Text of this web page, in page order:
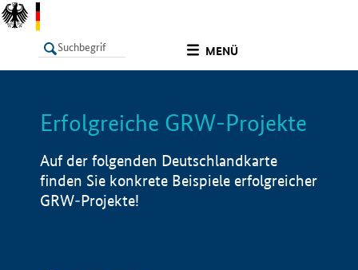
MENÜ
LISTE Info
Erfolgreiche GRW-Projekte
Auf der folgenden Deutschlandkarte
finden Sie konkrete Beispiele erfolgreicher
GRW-Projekte!